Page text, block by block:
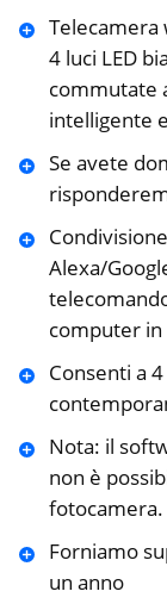
Telecamera
4 luci LED
commutate
intelligente
Se avete
Alexa/
computer
Consenti a
Nota: il
non è
fotocamera.
Forniamo
un anno